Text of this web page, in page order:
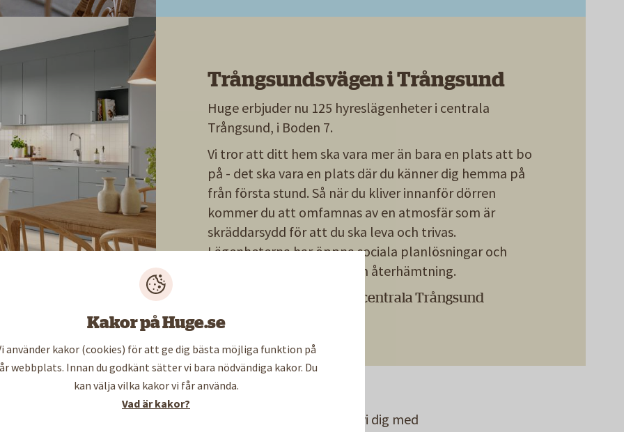
Kakor på Huge.se
använder kakor (cookies) för att ge dig bästa möjliga funktion på
webbplats. Innan du godkänt sätter vi bara nödvändiga kakor. Du
kan välja vilka kakor vi får använda.
Vad är kakor?
Trångsundsvägen i Trångsund
Huge erbjuder nu 125 hyreslägenheter i centrala
Trångsund, i Boden 7.
Vi tror att ditt hem ska vara mer än bara en plats att bo
på - det ska vara en plats där du känner dig hemma på
från första stund. Så när du kliver innanför dörren
kommer du att omfamnas av en atmosfär som är
skräddarsydd för att du ska leva och trivas.
Lägenheterna har öppna sociala planlösningar och
avskilda sovrum för vila och återhämtning.
125 hyreslägenheter i centrala Trångsund
— Nybyggda lägenheter
flytta in i en helt ny lägenhet? Fyll i formuläret så kontaktar vi dig med